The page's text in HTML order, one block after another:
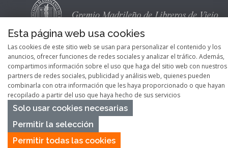
Esta página web usa cookies
Las cookies de este sitio web se usan para personalizar el contenido y los
anuncios, ofrecer funciones de redes sociales y analizar el tráfico. Además,
compartimos información sobre el uso que haga del sitio web con nuestros
partners de redes sociales, publicidad y análisis web, quienes pueden
combinarla con otra información que les haya proporcionado o que hayan
recopilado a partir del uso que haya hecho de sus servicios
Solo usar cookies necesarias
Permitir la selección
Permitir todas las cookies